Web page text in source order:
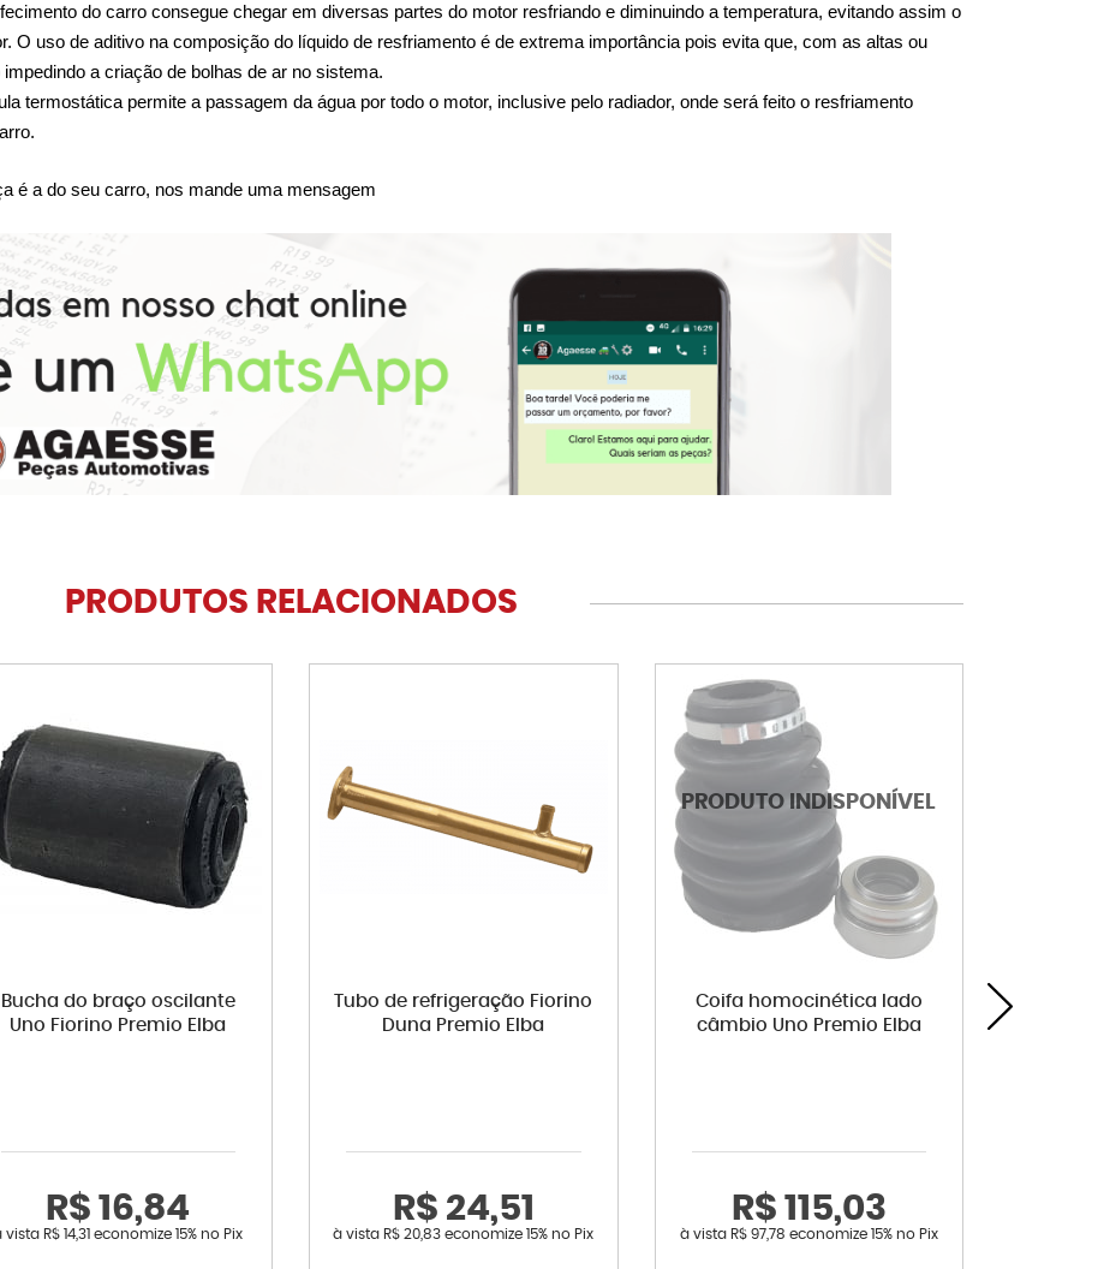
do carro consegue chegar em diversas partes do motor resfriando e diminuindo a temperatura, evitando assim o
O uso de aditivo na composição do líquido de resfriamento é de extrema importância pois evita que, com as altas ou
a criação de bolhas de ar no sistema.
termostática permite a passagem da água por todo o motor, inclusive pelo radiador, onde será feito o resfriamento
é a do seu carro, nos mande uma mensagem
PRODUTOS RELACIONADOS
Bucha do braço oscilante
Uno Fiorino Premio Elba
R$ 16,84
vista R$ 14,31 economize15% no Pix
Tubo de refrigeração Fiorino
Duna Premio Elba
R$ 24,51
à vista R$ 20,83 economize15% no Pix
Coifa homocinética lado
câmbio Uno Premio Elba
R$ 115,03
à vista R$ 97,78 economize 15% no Pix